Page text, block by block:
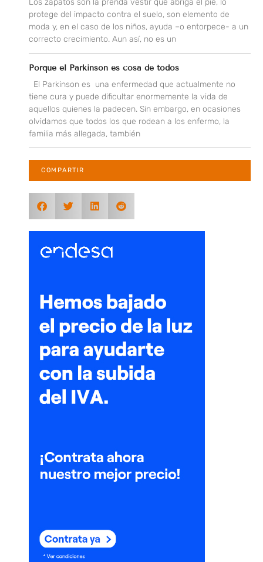
Los zapatos son la prenda vestir que abriga el pie, lo
protege del impacto contra el suelo, son elemento de
moda y, en el caso de los niños, ayuda –o entorpece- a un
correcto crecimiento. Aun así, no es un
Porque el Parkinson es cosa de todos
El Parkinson es una enfermedad que actualmente no
tiene cura y puede dificultar enormemente la vida de
aquellos quienes la padecen. Sin embargo, en ocasiones
olvidamos que todos los que rodean a los enfermo, la
familia más allegada, también
COMPARTIR